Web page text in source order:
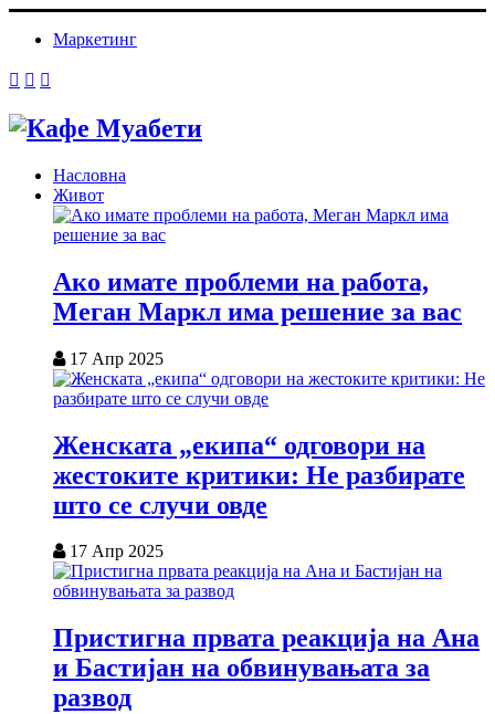
Маркетинг
Насловна
Живот
Ако имате проблеми на работа,
Меган Маркл има решение за вас
17 Апр 2025
Женската „екипа“ одговори на
жестоките критики: Не разбирате
што се случи овде
17 Апр 2025
Пристигна првата реакција на Ана
и Бастијан на обвинувањата за
развод